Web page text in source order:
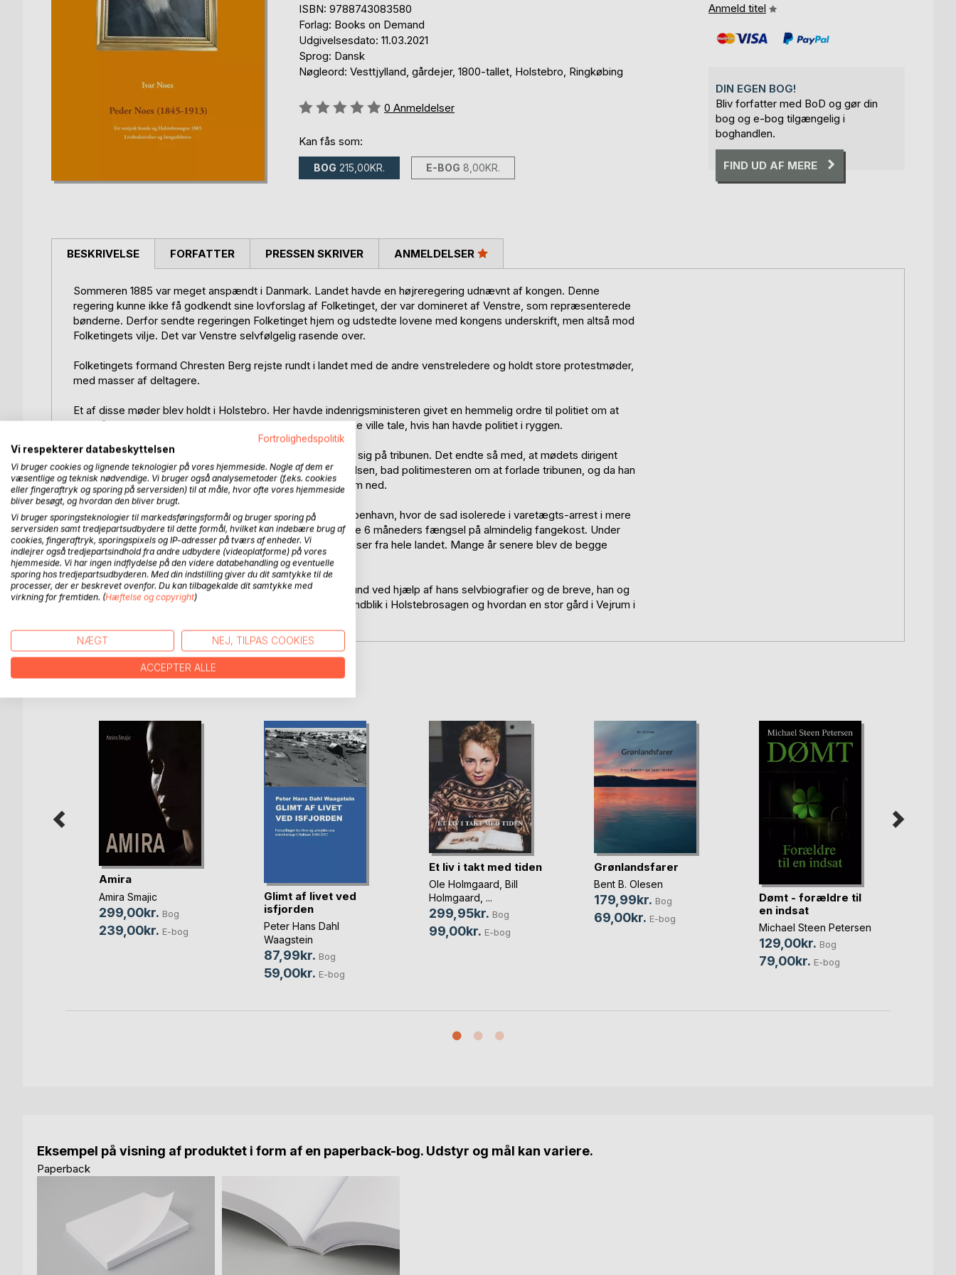
ISBN: 9788743083580
Forlag: Books on Demand
Udgivelsesdato: 11.03.2021
Sprog: Dansk
Nøgleord: Vesttjylland, gårdejer, 1800-tallet, Holstebro, Ringkøbing
Anmeldelse::
0 Anmeldelser
Kan fås som:
BOG 215,00KR. E-BOG 8,00KR.
Anmeld titel
DIN EGEN BOG!
Bliv forfatter med BoD og gør din
bog og e-bog tilgængelig i
boghandlen.
FIND UD AF MERE
BESKRIVELSE
Sommeren 1885 var meget anspændt i Danmark. Landet havde en højreregering udnævnt af kongen. Denne
regering kunne ikke få godkendt sine lovforslag af Folketinget, der var domineret af Venstre, som repræsenterede
bønderne. Derfor sendte regeringen Folketinget hjem og udstedte lovene med kongens underskrift, men altså mod
Folketingets vilje. Det var Venstre selvfølgelig rasende over.
Folketingets formand Chresten Berg rejste rundt i landet med de andre venstreledere og holdt store protestmøder,
med masser af deltagere.
Et af disse møder blev holdt i Holstebro. Her havde indenrigsministeren givet en hemmelig ordre til politiet om at
overvåge mødet fra talerstolen, da man vidste, at Berg ikke ville tale, hvis han havde politiet i ryggen.
Som ventet nægtede Berg at tale, da politimesteren satte sig på tribunen. Det endte så med, at mødets dirigent
gårdejer Peder Noes, sammen med redaktør Thomas Nielsen, bad politimesteren om at forlade tribunen, og da han
nægtede, tog de ham forsigtigt under armene og førte ham ned.
Et par dage efter blev de begge arresterede og ført til København, hvor de sad isolerede i varetægts-arrest i mere
end 3 måneder. Da dommen faldt, blev de idømt yderligere 6 måneders fængsel på almindelig fangekost. Under
fængselsopholdet og bagefter fik de sympatitilkendegivelser fra hele landet. Mange år senere blev de begge
riddere af Dannebrog.
Denne bog forsøger at beskrive Peder Noes liv og baggrund ved hjælp af hans selvbiografier og de breve, han og
konen udvekslede under fængselsopholdet. Her får man indblik i Holstebrosagen og hvordan en stor gård i Vejrum i
FORFATTER PRESSEN SKRIVER ANMELDELSER
FLERE TITLER HOSBoD
Amira
Amira Smajic
299,00kr. Bog
239,00kr. E-bog
Glimt af livet ved
isfjorden
Peter Hans Dahl
Waagstein
87,99kr. Bog
59,00kr. E-bog
Et liv i takt med tiden
Ole Holmgaard Bill
Holmgaard , ...
299,95kr. Bog
99,00kr. E-bog
Grønlandsfarer
Bent B. Olesen
179,99kr. Bog
69,00kr. E-bog
Dømt - forældre til
en indsat
Michael Steen Petersen
129,00kr. Bog
79,00kr. E-bog
Eksempel på visning af produktet i form af en paperback-bog. Udstyr og mål kan variere.
Paperback
Fortrolighedspolitik
Vi respekterer databeskyttelsen
Vi bruger cookies og lignende teknologier på vores hjemmeside. Nogle af dem er
væsentlige og teknisk nødvendige. Vi bruger også analysemetoder (f.eks. cookies
eller fingeraftryk og sporing på serversiden) til at måle, hvor ofte vores hjemmeside
bliver besøgt, og hvordan den bliver brugt.
Vi bruger sporingsteknologier til markedsføringsformål og bruger sporing på
serversiden samt tredjepartsudbydere til dette formål, hvilket kan indebære brug af
cookies, fingeraftryk, sporingspixels og IP-adresser på tværs af enheder. Vi
indlejrer også tredjepartsindhold fra andre udbydere (videoplatforme) på vores
hjemmeside. Vi har ingen indflydelse på den videre databehandling og eventuelle
sporing hos tredjepartsudbyderen. Med din indstilling giver du dit samtykke til de
processer, der er beskrevet ovenfor. Du kan tilbagekalde dit samtykke med
virkning for fremtiden. (Hæftelse og copyright)
NÆGT NEJ, TILPAS COOKIES
ACCEPTER ALLE